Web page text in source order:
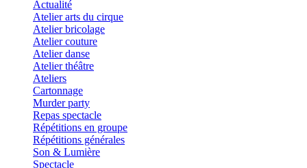
Actualité
Atelier arts du cirque
Atelier bricolage
Atelier couture
Atelier danse
Atelier théâtre
Ateliers
Cartonnage
Murder party
Repas spectacle
Répétitions en groupe
Répétitions générales
Son & Lumière
Spectacle